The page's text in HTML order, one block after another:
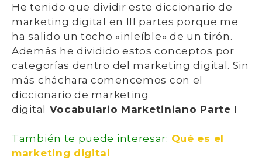
He tenido que dividir este diccionario de
marketing digital en III partes porque me
ha salido un tocho «inleíble» de un tirón.
Además he dividido estos conceptos por
categorías dentro del marketing digital. Sin
más cháchara comencemos con el
diccionario de marketing
digital Vocabulario Marketiniano Parte I
También te puede interesar: Qué es el
marketing digital